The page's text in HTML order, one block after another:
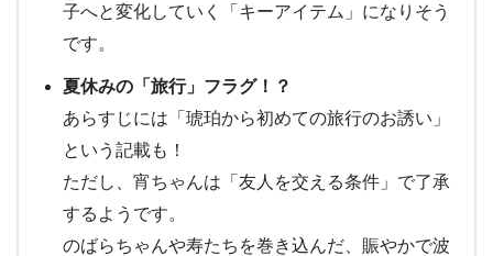
子へと変化していく「キーアイテム」になりそう
です。
夏休みの「旅行」フラグ！？
あらすじには「琥珀から初めての旅行のお誘い」
という記載も！
ただし、宵ちゃんは「友人を交える条件」で了承
するようです。
のばらちゃんや寿たちを巻き込んだ、賑やかで波